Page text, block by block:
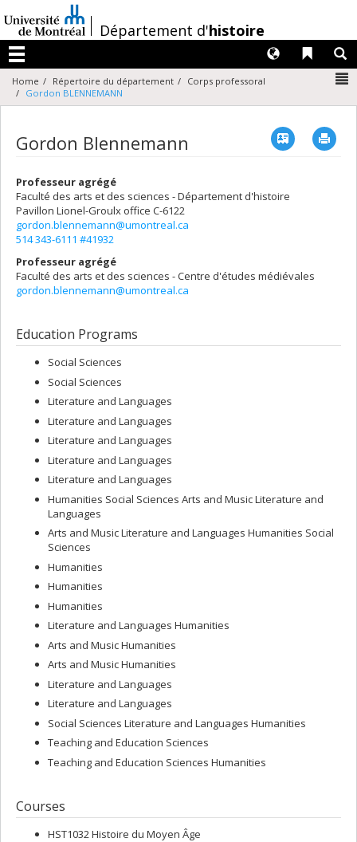
au
contenu
/Département d'histoire
Menu
Liens
Langues
Home Répertoire du département
Corps professoral
Gordon BLENNEMANN
Gordon Blennemann Vcard
Professeur agrégé
Faculté des arts et des sciences - Département d'histoire
Pavillon Lionel-Groulx office C-6122
gordon.blennemann@umontreal.ca
514 343-6111 #41932
Professeur agrégé
Faculté des arts et des sciences - Centre d'études médiévales
gordon.blennemann@umontreal.ca
Education Programs
Social Sciences
Social Sciences
Literature and Languages
Literature and Languages
Literature and Languages
Literature and Languages
Literature and Languages
Humanities Social Sciences Arts and Music Literature and
Languages
Arts and Music Literature and Languages Humanities Social
Sciences
Humanities
Humanities
Humanities
Literature and Languages Humanities
Arts and Music Humanities
Arts and Music Humanities
Literature and Languages
Literature and Languages
Social Sciences Literature and Languages Humanities
Teaching and Education Sciences
Teaching and Education Sciences Humanities
Courses
HST1032 Histoire du Moyen Âge